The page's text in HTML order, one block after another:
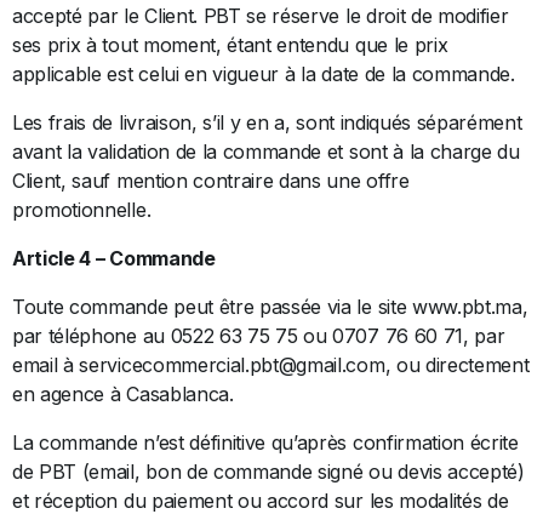
accepté par le Client. PBT se réserve le droit de modifier
ses prix à tout moment, étant entendu que le prix
applicable est celui en vigueur à la date de la commande.
Les frais de livraison, s’il y en a, sont indiqués séparément
avant la validation de la commande et sont à la charge du
Client, sauf mention contraire dans une offre
promotionnelle.
Article 4 – Commande
Toute commande peut être passée via le site www.pbt.ma,
par téléphone au 0522 63 75 75 ou 0707 76 60 71, par
email à servicecommercial.pbt@gmail.com, ou directement
en agence à Casablanca.
La commande n’est définitive qu’après confirmation écrite
de PBT (email, bon de commande signé ou devis accepté)
et réception du paiement ou accord sur les modalités de